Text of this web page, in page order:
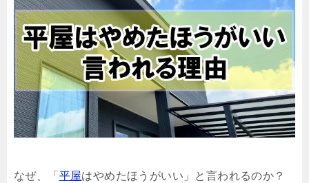
なぜ、「 平屋はやめたほうがいい」と言われるのか？